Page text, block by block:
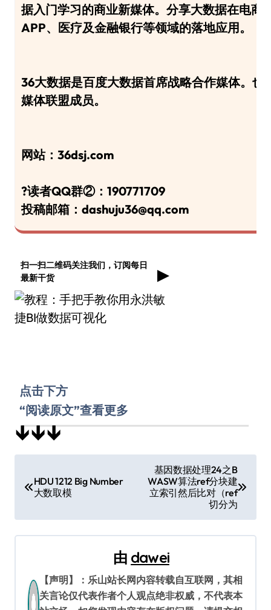
据入门学习的商业新媒体。分享大数据在电商
APP、医疗及金融银行等领域的落地应用。
36大数据是百度大数据首席战略合作媒体。也
媒体联盟成员。
网站：36dsj.com
?读者QQ群②：190771709
投稿邮箱：dashuju36@qq.com
扫一扫二维码关注我们，订阅每日
最新干货
点击下方
“阅读原文”查看更多
↓↓↓
章
导
航
HDU 1212 Big Number
大数取模
基因数据处理24之B
WASW算法ref分块建
立索引然后比对（ref
切分为
由 dawei
【声明】：乐山站长网内容转载自互联网，其相
关言论仅代表作者个人观点绝非权威，不代表本